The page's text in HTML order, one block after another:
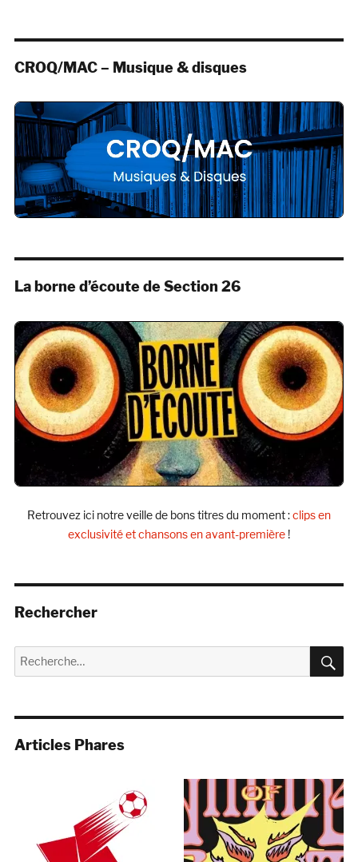
CROQ/MAC – Musique & disques
La borne d’écoute de Section 26
Retrouvez ici notre veille de bons titres du moment :clips en
exclusivité et chansons en avant-première !
Rechercher
Recherche
pour :
Articles Phares